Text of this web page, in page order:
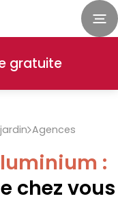
gratuite
Agences
:
chez vous